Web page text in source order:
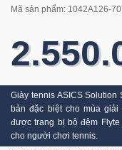
Mã sản phẩm: 1042A126-
Giày tennis ASICS Solution
bản đặc biệt cho mùa giải
được trang bị bộ đệm
cho người chơi tennis.